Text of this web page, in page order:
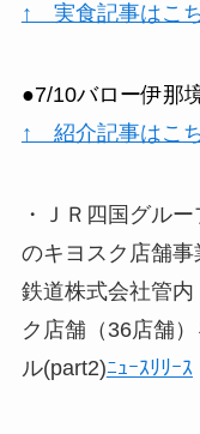
↑ 実食記事はこ
●7/10バロー伊那
↑ 紹介記事はこ
・ＪＲ四国グル
のキヨスク店舗
鉄道株式会社管
ク店舗（36店舗
ル(part2)ﾆｭｰｽﾘﾘｰｽ